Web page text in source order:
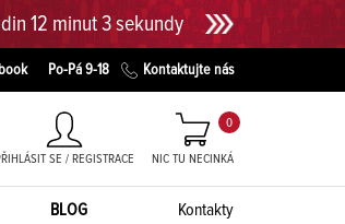
12 minut 2 sekundy
Po-Pá 9-18 Kontaktujte nás
SE / REGISTRACE NIC TU NECINKÁ
0
BLOG Kontakty